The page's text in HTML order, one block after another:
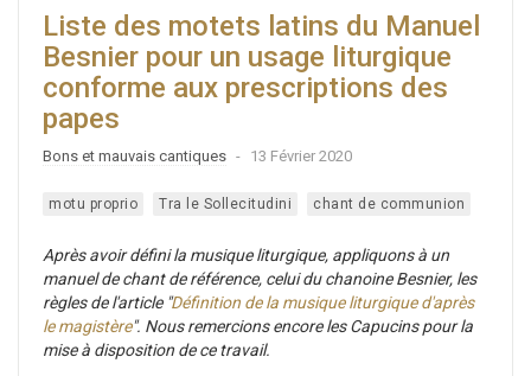
Liste des motets latins du Manuel
Besnier pour un usage liturgique
conforme aux prescriptions des
papes
Bons et mauvais cantiques 13 Février 2020
motu proprio Tra le Sollecitudini chant de communion
Après avoir défini la musique liturgique, appliquons à un
manuel de chant de référence, celui du chanoine Besnier, les
règles de l'article "Définition de la musique liturgique d'après
le magistère". Nous remercions encore les Capucins pour la
mise à disposition de ce travail.